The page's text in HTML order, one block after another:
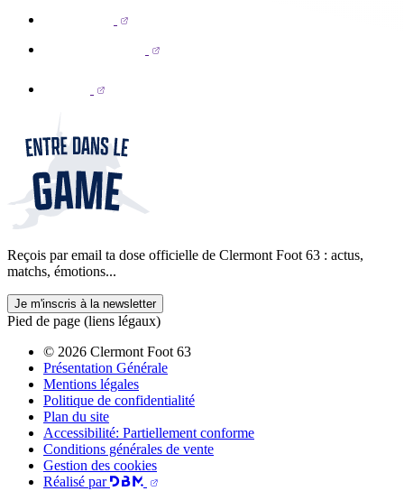
Reçois par email ta dose officielle de Clermont Foot 63 : actus,
matchs, émotions...
Je m'inscris à la newsletter
Pied de page (liens légaux)
© 2026 Clermont Foot 63
Présentation Générale
Mentions légales
Politique de confidentialité
Plan du site
Accessibilité: Partiellement conforme
Conditions générales de vente
Gestion des cookies
Réalisé par